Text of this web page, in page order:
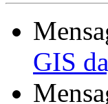
GIS